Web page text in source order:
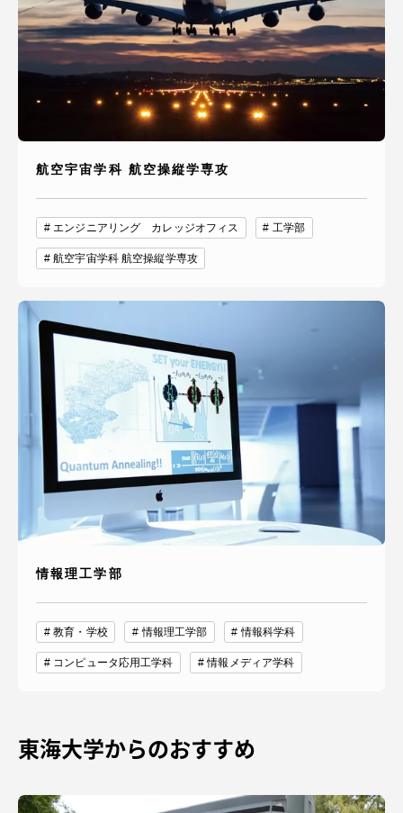
航空宇宙学科 航空操縦学専攻
エンジニアリング カレッジオフィス 工学部
航空宇宙学科 航空操縦学専攻
情報理工学部
教育・学校 情報理工学部 情報科学科
コンピュータ応用工学科 情報メディア学科
東海大学からのおすすめ